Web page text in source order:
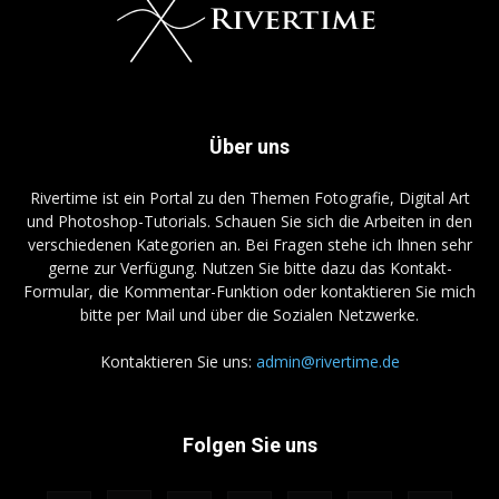
Über uns
Rivertime ist ein Portal zu den Themen Fotografie, Digital Art
und Photoshop-Tutorials. Schauen Sie sich die Arbeiten in den
verschiedenen Kategorien an. Bei Fragen stehe ich Ihnen sehr
gerne zur Verfügung. Nutzen Sie bitte dazu das Kontakt-
Formular, die Kommentar-Funktion oder kontaktieren Sie mich
bitte per Mail und über die Sozialen Netzwerke.
Kontaktieren Sie uns: admin@rivertime.de
Folgen Sie uns